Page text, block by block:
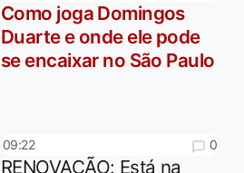
Como joga Domingos
Duarte e onde ele pode
se encaixar no São Paulo
09:22 0
RENOVAÇÃO: Está na